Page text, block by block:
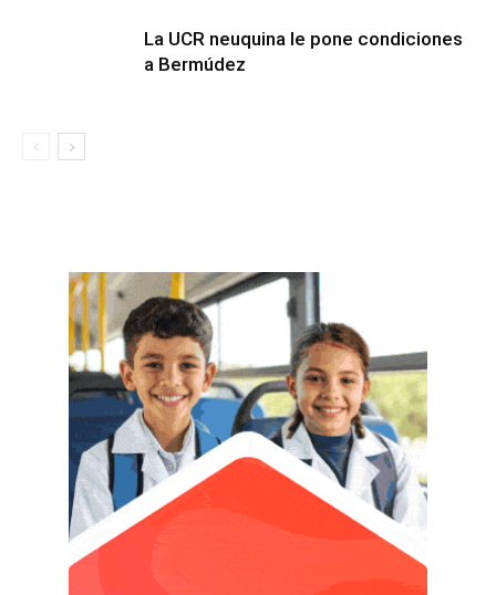
La UCR neuquina le pone condiciones
a Bermúdez